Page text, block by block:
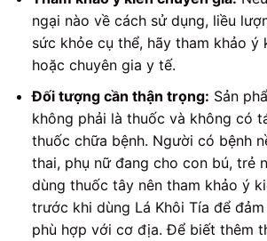
ngại nào về cách sử dụng, liều
sức khỏe cụ thể, hãy tham khảo ý
hoặc chuyên gia y tế.
Đối tượng cần thận trọng: Sản
không phải là thuốc và không có
thuốc chữa bệnh. Người có bệnh
thai, phụ nữ đang cho con bú, trẻ
dùng thuốc tây nên tham khảo ý
trước khi dùng Lá Khôi Tía để
phù hợp với cơ địa. Để biết thêm